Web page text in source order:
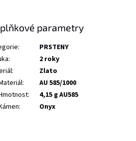
parametry
:
PRSTENY
:
2 roky
:
Zlato
:
AU 585/1000
:
4,15 g AU585
: Onyx